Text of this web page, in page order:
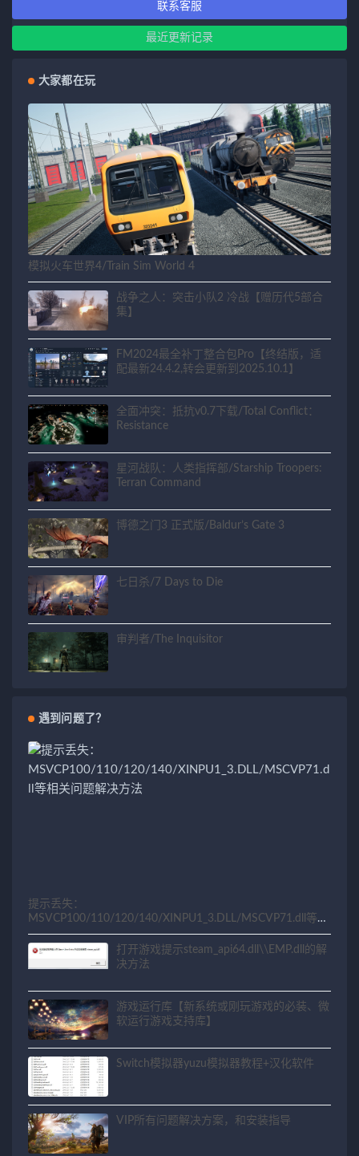
联系客服
最近更新记录
大家都在玩
模拟火车世界4/Train Sim World 4
战争之人：突击小队2 冷战【赠历代5部合
集】
FM2024最全补丁整合包Pro【终结版，适
配最新24.4.2,转会更新到2025.10.1】
全面冲突：抵抗v0.7下载/Total Conflict：
Resistance
星河战队：人类指挥部/Starship Troopers:
Terran Command
博德之门3 正式版/Baldur’s Gate 3
七日杀/7 Days to Die
审判者/The Inquisitor
遇到问题了？
提示丢失：
MSVCP100/110/120/140/XINPU1_3.DLL/MSCVP71.dll等相
关问题解决方法
打开游戏提示steam_api64.dll\\EMP.dll的解
决方法
游戏运行库【新系统或刚玩游戏的必装、微
软运行游戏支持库】
Switch模拟器yuzu模拟器教程+汉化软件
VIP所有问题解决方案，和安装指导